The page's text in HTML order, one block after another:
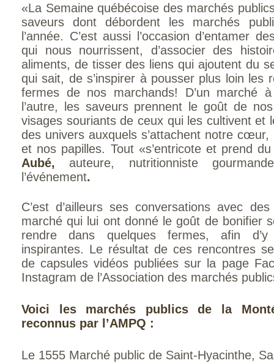
«La Semaine québécoise des marchés
saveurs dont débordent les marchés
l’année. C’est aussi l’occasion d’entamer
qui nous nourrissent, d’associer des
aliments, de tisser des liens qui ajoutent du
qui sait, de s’inspirer à pousser plus loin les
fermes de nos marchands! D’un marché
l’autre, les saveurs prennent le goût de
visages souriants de ceux qui les cultivent et
des univers auxquels s’attachent notre
et nos papilles. Tout «s’entricote et prend
Aubé, auteure, nutritionniste
l’événement.
C’est d’ailleurs ses conversations avec
marché qui lui ont donné le goût de bonifier
rendre dans quelques fermes, afin
inspirantes. Le résultat de ces rencontres
de capsules vidéos publiées sur la page
Instagram de l’Asso­ciation des marchés
Voici les marchés publics de la
reconnus par l’AMPQ :
Le 1555 Marché public de Saint-Hyacinthe,